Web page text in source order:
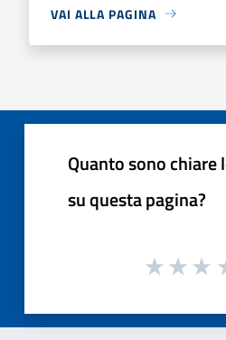
VAI ALLA PAGINA
Quanto sono
su questa pagina?